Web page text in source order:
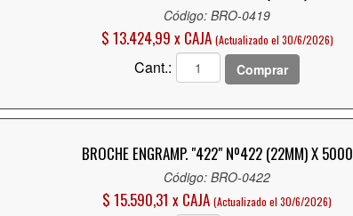
Código: BRO-0419
$ 13.424,99 x CAJA (Actualizado el 30/6/2026)
Cant.: Comprar
BROCHE ENGRAMP. "422" Nº422 (22MM) X 5000
Código: BRO-0422
$ 15.590,31 x CAJA (Actualizado el 30/6/2026)